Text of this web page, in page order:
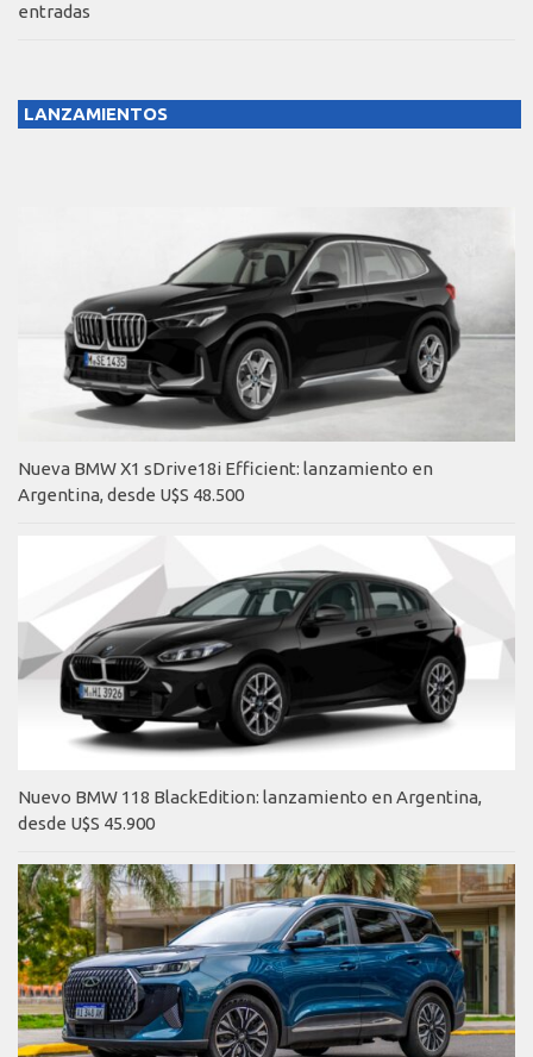
entradas
LANZAMIENTOS
Nueva BMW X1 sDrive18i Efficient: lanzamiento en
Argentina, desde U$S 48.500
Nuevo BMW 118 BlackEdition: lanzamiento en Argentina,
desde U$S 45.900